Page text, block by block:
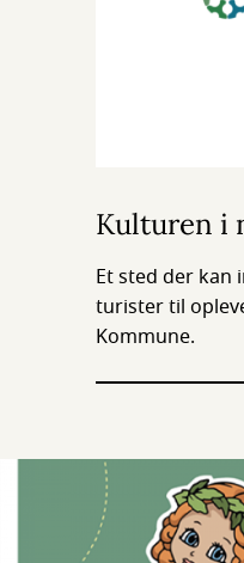
Kulturen i
Et sted der kan
turister til
Kommune.